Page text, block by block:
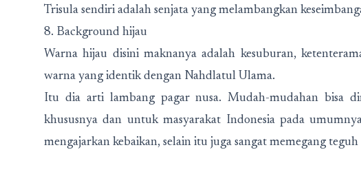
Trisula sendiri adalah senjata yang melambangkan
8. Background hijau
Warna hijau disini maknanya adalah kesuburan,
warna yang identik dengan Nahdlatul Ulama.
Itu dia arti lambang pagar nusa. Mudah-mudahan bisa
khususnya dan untuk masyarakat Indonesia pada
mengajarkan kebaikan, selain itu juga sangat memegang